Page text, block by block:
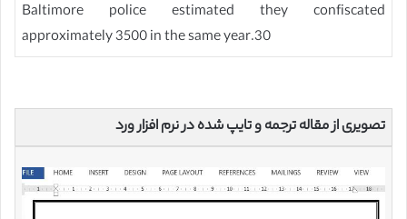
Baltimore police estimated they confiscated
approximately 3500 in the same year.30
تصویری از مقاله ترجمه و تایپ شده در نرم افزار ورد